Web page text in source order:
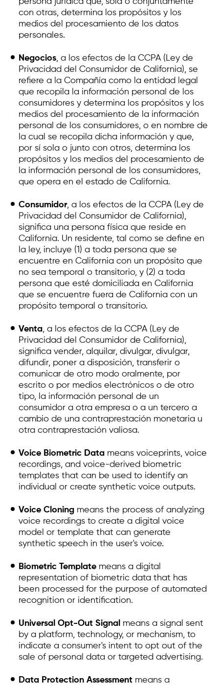
con otras, determina los propósitos y los
medios del procesamiento de los datos
personales.
Negocios, a los efectos de la CCPA (Ley de
Privacidad del Consumidor de California), se
refiere a la Compañía como la entidad legal
que recopila la información personal de los
consumidores y determina los propósitos y los
medios del procesamiento de la información
personal de los consumidores, o en nombre de
la cual se recopila dicha información y que,
por sí sola o junto con otros, determina los
propósitos y los medios del procesamiento de
la información personal de los consumidores,
que opera en el estado de California.
Consumidor, a los efectos de la CCPA (Ley de
Privacidad del Consumidor de California),
significa una persona física que reside en
California. Un residente, tal como se define en
la ley, incluye (1) a toda persona que se
encuentre en California con un propósito que
no sea temporal o transitorio, y (2) a toda
persona que esté domiciliada en California
que se encuentre fuera de California con un
propósito temporal o transitorio.
Venta, a los efectos de la CCPA (Ley de
Privacidad del Consumidor de California),
significa vender, alquilar, divulgar, divulgar,
difundir, poner a disposición, transferir o
comunicar de otro modo oralmente, por
escrito o por medios electrónicos o de otro
tipo, la información personal de un
consumidor a otra empresa o a un tercero a
cambio de una contraprestación monetaria u
otra contraprestación valiosa.
Voice Biometric Data means voiceprints, voice
recordings, and voice-derived biometric
templates that can be used to identify an
individual or create synthetic voice outputs.
Voice Cloning means the process of analyzing
voice recordings to create a digital voice
model or template that can generate
synthetic speech in the user's voice.
Biometric Template means a digital
representation of biometric data that has
been processed for the purpose of automated
recognition or identification.
Universal Opt-Out Signal means a signal sent
by a platform, technology, or mechanism, to
indicate a consumer's intent to opt out of the
sale of personal data or targeted advertising.
Data Protection Assessment means a